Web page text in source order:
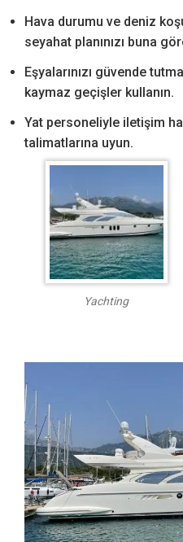
Hava durumu ve deniz
seyahat planınızı buna
Eşyalarınızı güvende
kaymaz geçişler kullanın.
Yat personeliyle iletişim
talimatlarına uyun.
Yachting